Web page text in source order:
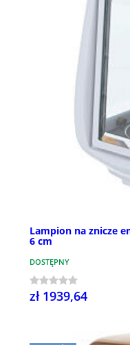
Lampion na znicze
6 cm
DOSTĘPNY
zł 1939,64